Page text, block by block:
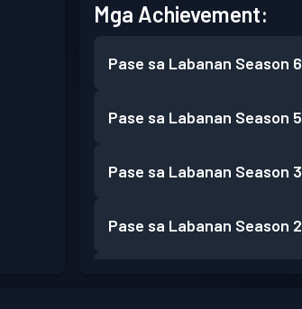
Mga Achievement:
Pase sa Labanan Season 6
Pase sa Labanan Season 5
Pase sa Labanan Season 3
Pase sa Labanan Season 2